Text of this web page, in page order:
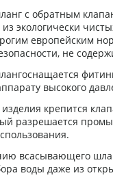
с обратным
из экологически
европейским
не
высокого
крепится
разрешается
всасывающего
воды даже из